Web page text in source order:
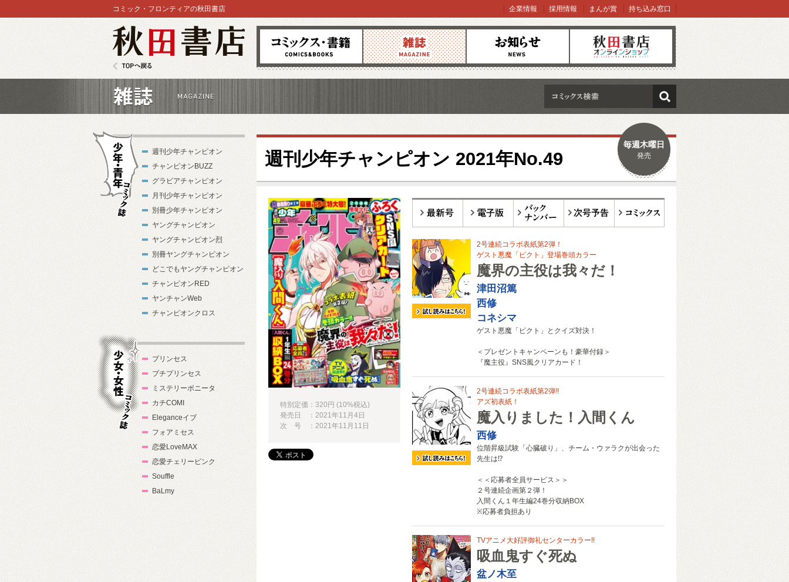
コミックス 雑誌 お知らせ オンラインショップ
コミック・フロンティアの秋田書店 企業情報 採用情報 まんが賞 持ち込み窓口
検索
週刊少年チャンピオン 2021年No.49
毎週木曜日
発売
2号連続コラボ表紙第2弾！
ゲスト悪魔「ピクト」登場巻頭カラー
魔界の主役は我々だ！
津田沼篤
西修
コネシマ
ゲスト悪魔「ピクト」とクイズ対決！
＜プレゼントキャンペーンも！豪華付録＞
『魔主役』SNS風クリアカード！
2号連続コラボ表紙第2弾!!
アズ初表紙！
魔入りました！入間くん
西修
位階昇級試験「心臓破り」、チーム・ウァラクが出会った
先生は⁉
＜＜応募者全員サービス＞＞
２号連続企画第２弾！
入間くん１年生編24巻分収納BOX
※応募者負担あり
TVアニメ大好評御礼センターカラー!!
吸血鬼すぐ死ぬ
盆ノ木至
特別定価：320円 (10%税込)
発売日 ：2021年11月4日
次 号 ：2021年11月11日
週刊少年チャンピオン
チャンピオンBUZZ
グラビアチャンピオン
月刊少年チャンピオン
別冊少年チャンピオン
ヤングチャンピオン
ヤングチャンピオン烈
別冊ヤングチャンピオン
どこでもヤングチャンピオン
チャンピオンRED
ヤンチャンWeb
チャンピオンクロス
ミック誌
プリンセス
プチプリンセス
ミステリーボニータ
カチCOMI
Eleganceイブ
フォアミセス
恋愛LoveMAX
恋愛チェリーピンク
Souffle
BaLmy